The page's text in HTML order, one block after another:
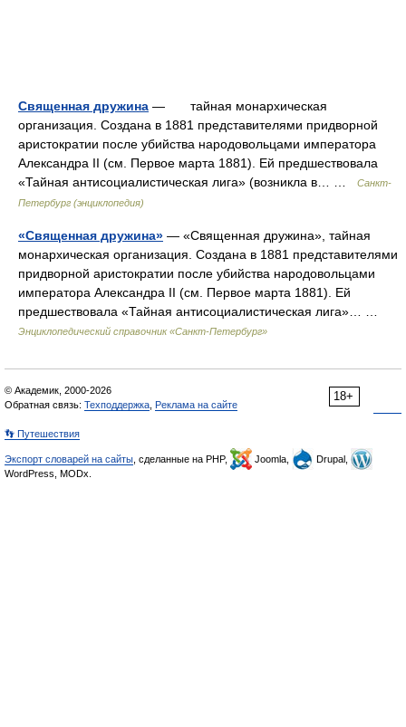
Священная дружина — тайная монархическая
организация. Создана в 1881 представителями придворной
аристократии после убийства народовольцами императора
Александра II (см. Первое марта 1881). Ей предшествовала
«Тайная антисоциалистическая лига» (возникла в… …
Санкт-
Петербург (энциклопедия)
«Священная дружина» — «Священная дружина», тайная
монархическая организация. Создана в 1881 представителями
придворной аристократии после убийства народовольцами
императора Александра II (см. Первое марта 1881). Ей
предшествовала «Тайная антисоциалистическая лига»… …
Энциклопедический справочник «Санкт-Петербург»
18+
© Академик, 2000-2026
Обратная связь: Техподдержка Реклама на сайте
👣 Путешествия
Экспорт словарей на сайты , сделанные на PHP, Joomla,
Drupal,
WordPress, MODx.